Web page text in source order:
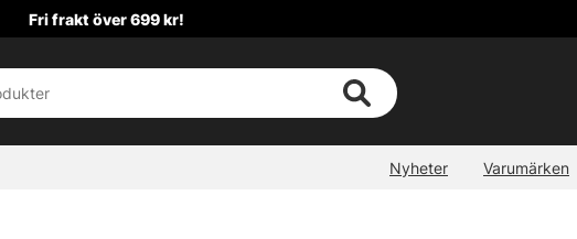
Fri frakt över 699 kr!
Nyheter Varumärken